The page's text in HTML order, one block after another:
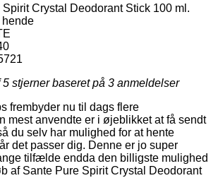
Spirit Crystal Deodorant Stick 100 ml.
hende
5 stjerner baseret på 3 anmeldelser
frembyder nu til dags flere
mest anvendte er i øjeblikket at få sendt
du selv har mulighed for at hente
det passer dig. Denne er jo super
tilfælde endda den billigste mulighed
af Sante Pure Spirit Crystal Deodorant